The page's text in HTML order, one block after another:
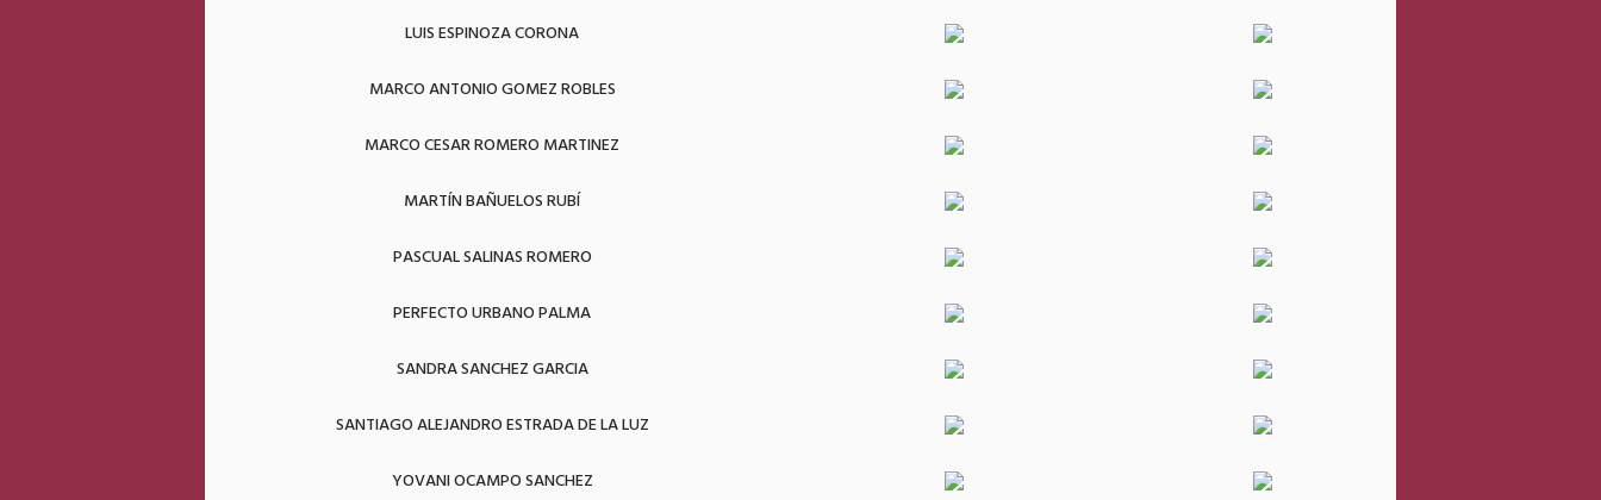
LUIS ESPINOZA CORONA
MARCO ANTONIO GOMEZ ROBLES
MARCO CESAR ROMERO MARTINEZ
MARTÍN BAÑUELOS RUBÍ
PASCUAL SALINAS ROMERO
PERFECTO URBANO PALMA
SANDRA SANCHEZ GARCIA
SANTIAGO ALEJANDRO ESTRADA DE LA LUZ
YOVANI OCAMPO SANCHEZ